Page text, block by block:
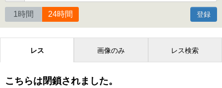
1時間 24時間 登録
レス 画像のみ レス検索
こちらは閉鎖されました。